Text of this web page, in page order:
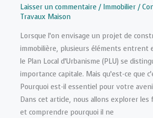
Laisser un commentaire / Immobilier /
Travaux Maison
Lorsque l’on envisage un projet de
immobilière, plusieurs éléments entrent
le Plan Local d’Urbanisme (PLU) se
importance capitale. Mais qu’est-ce que
Pourquoi est-il essentiel pour votre
Dans cet article, nous allons explorer les
et comprendre pourquoi il ne